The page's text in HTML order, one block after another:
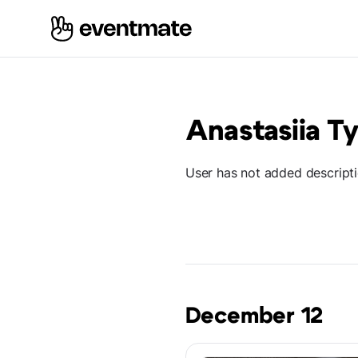
Anastasiia
User has not added
December 12